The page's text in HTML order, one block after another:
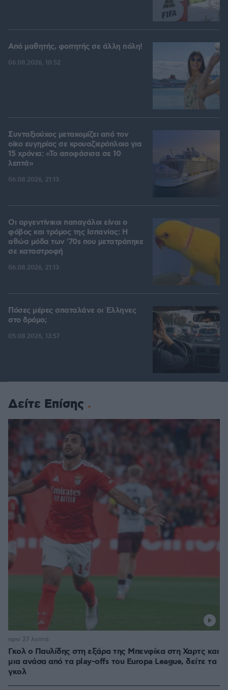
Από μαθητής, φοιτητής σε άλλη πόλη!
06.08.2026, 10:52
Συνταξιούχος μετακομίζει από τον
οίκο ευγηρίας σε κρουαζιερόπλοιο για
15 χρόνια: «Το αποφάσισα σε 10
λεπτά»
06.08.2026, 21:13
Οι αργεντίνικοι παπαγάλοι είναι ο
φόβος και τρόμος της Ισπανίας: Η
αθώα μόδα των '70s που μετατράπηκε
σε καταστροφή
06.08.2026, 21:13
Πόσες μέρες σπαταλάνε οι Έλληνες
στο δρόμο;
05.08.2026, 13:57
Δείτε Επίσης
Γκολ ο Παυλίδης στη εξάρα της Μπενφίκα στη Χαρτς και
μια ανάσα από τα play-offs του Europa League, δείτε τα
γκολ
πριν 27 λεπτά